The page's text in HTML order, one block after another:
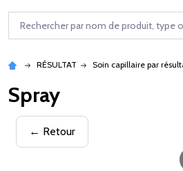
Rechercher
RÉSULTAT Soin capillaire par
Spray
← Retour